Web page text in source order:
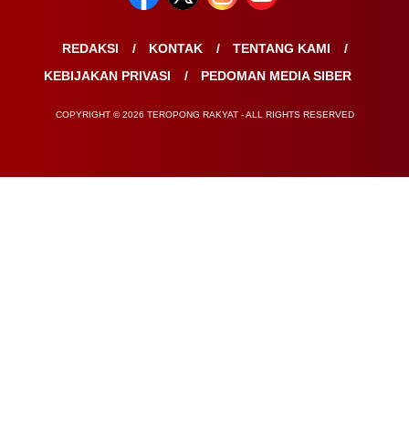
REDAKSI KONTAK
TENTANG KAMI
KEBIJAKAN PRIVASI
PEDOMAN MEDIA SIBER
COPYRIGHT © 2026 TEROPONG RAKYAT - ALL RIGHTS RESERVED